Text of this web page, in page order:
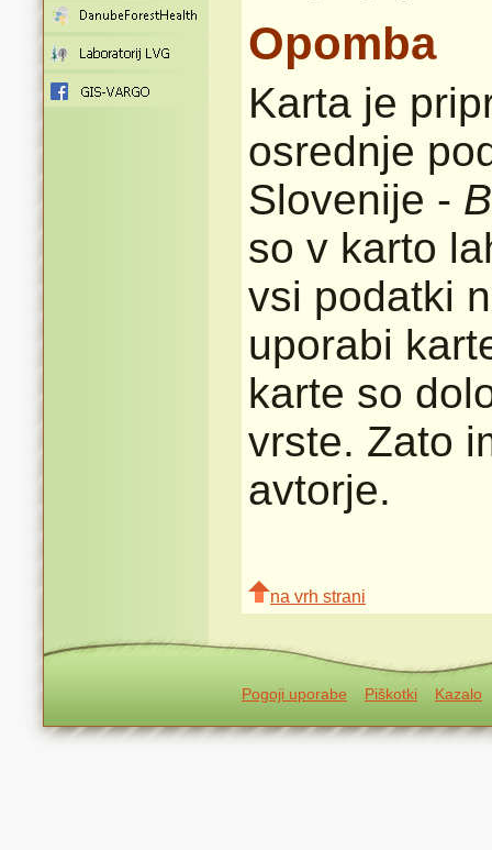
Opomba
Karta je
osrednje
Slovenije -
so v karto
vsi podatki
uporabi
karte so
vrste. Zato
avtorje.
na vrh strani
Pogoji uporabe Piškotki Kazalo